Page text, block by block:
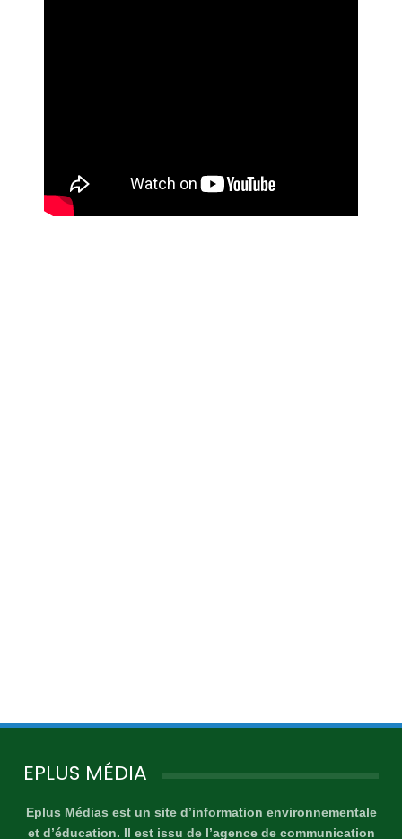
EPLUS MÉDIA
Eplus Médias est un site d’information environnementale
et d’éducation. Il est issu de l’agence de communication